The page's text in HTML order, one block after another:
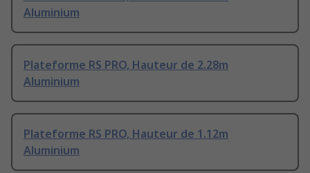
Aluminium
Plateforme RS PRO, Hauteur de 2.28m
Aluminium
Plateforme RS PRO, Hauteur de 1.12m
Aluminium